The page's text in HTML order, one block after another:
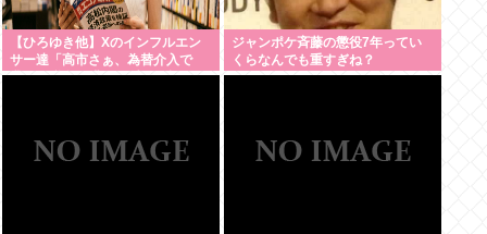
【ひろゆき他】Xのインフルエン
サー達「高市さぁ、為替介入で
我々の税金11兆円が消えた訳だけ
ジャンポケ斉藤の懲役7年ってい
くらなんでも重すぎね？